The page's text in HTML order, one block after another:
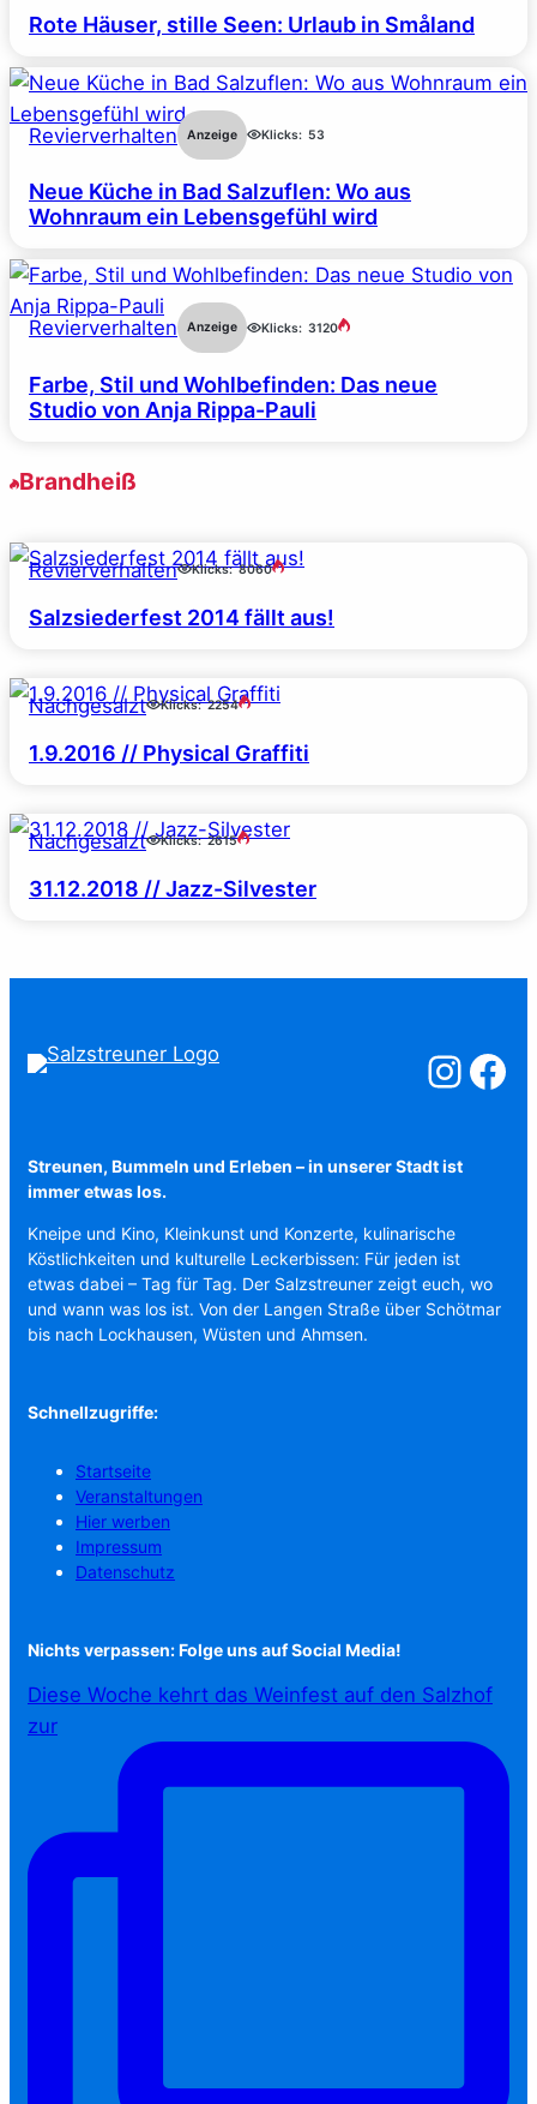
Rote Häuser, stille Seen: Urlaub in Småland
Revierverhalten Anzeige Klicks: 53
Neue Küche in Bad Salzuflen: Wo aus
Wohnraum ein Lebensgefühl wird
Revierverhalten Anzeige Klicks: 3120
Farbe, Stil und Wohlbefinden: Das neue
Studio von Anja Rippa-Pauli
Brandheiß
Revierverhalten Klicks: 8060
Salzsiederfest 2014 fällt aus!
Nachgesalzt Klicks: 2254
1.9.2016 // Physical Graffiti
Nachgesalzt Klicks: 2615
31.12.2018 // Jazz-Silvester
Salzstreuner
Streunen, Bummeln und Erleben – in unserer Stadt ist
immer etwas los.
Kneipe und Kino, Kleinkunst und Konzerte, kulinarische
Köstlichkeiten und kulturelle Leckerbissen: Für jeden ist
etwas dabei – Tag für Tag. Der Salzstreuner zeigt euch, wo
und wann was los ist. Von der Langen Straße über Schötmar
bis nach Lockhausen, Wüsten und Ahmsen.
Schnellzugriffe:
Startseite
Veranstaltungen
Hier werben
Impressum
Datenschutz
Nichts verpassen: Folge uns auf Social Media!
Diese Woche kehrt das Weinfest auf den Salzhof
zur